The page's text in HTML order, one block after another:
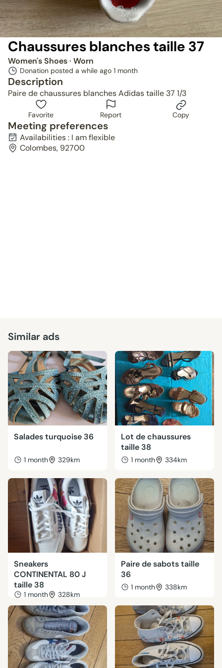
Chaussures blanches taille 37
Women's Shoes· Worn
Donation posted a while ago 1 month
Description
Paire de chaussures blanches Adidas taille 37 1/3
Favorite Report Copy
Meeting preferences
Availabilities : I am flexible
Colombes, 92700
Similar ads
Salades turquoise 36
1 month 329km
Lot de chaussures
taille 38
1 month 334km
Sneakers
CONTINENTAL 80 J
taille 38
1 month 328km
Paire de sabots taille
36
1 month 338km